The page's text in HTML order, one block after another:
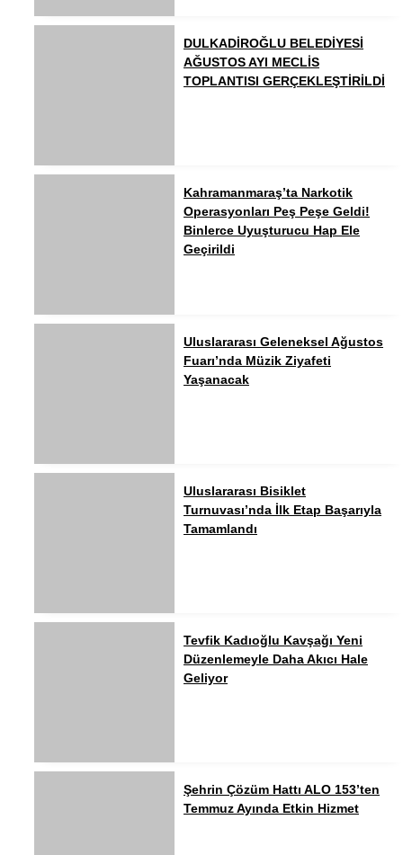
DULKADİROĞLU BELEDİYESİ
AĞUSTOS AYI MECLİS
TOPLANTISI GERÇEKLEŞTİRİLDİ
Kahramanmaraş’ta Narkotik
Operasyonları Peş Peşe Geldi!
Binlerce Uyuşturucu Hap Ele
Geçirildi
Uluslararası Geleneksel Ağustos
Fuarı’nda Müzik Ziyafeti
Yaşanacak
Uluslararası Bisiklet
Turnuvası’nda İlk Etap Başarıyla
Tamamlandı
Tevfik Kadıoğlu Kavşağı Yeni
Düzenlemeyle Daha Akıcı Hale
Geliyor
Şehrin Çözüm Hattı ALO 153’ten
Temmuz Ayında Etkin Hizmet